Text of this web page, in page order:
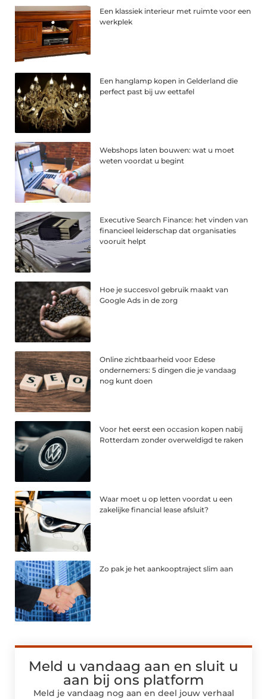
Een klassiek interieur met ruimte voor een
werkplek
Een hanglamp kopen in Gelderland die
perfect past bij uw eettafel
Webshops laten bouwen: wat u moet
weten voordat u begint
Executive Search Finance: het vinden van
financieel leiderschap dat organisaties
vooruit helpt
Hoe je succesvol gebruik maakt van
Google Ads in de zorg
Online zichtbaarheid voor Edese
ondernemers: 5 dingen die je vandaag
nog kunt doen
Voor het eerst een occasion kopen nabij
Rotterdam zonder overweldigd te raken
Waar moet u op letten voordat u een
zakelijke financial lease afsluit?
Zo pak je het aankooptraject slim aan
Meld u vandaag aan en sluit u
aan bij ons platform
Meld je vandaag nog aan en deel jouw verhaal